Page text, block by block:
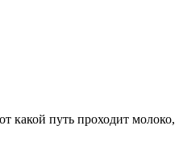
какой путь проходит молоко,